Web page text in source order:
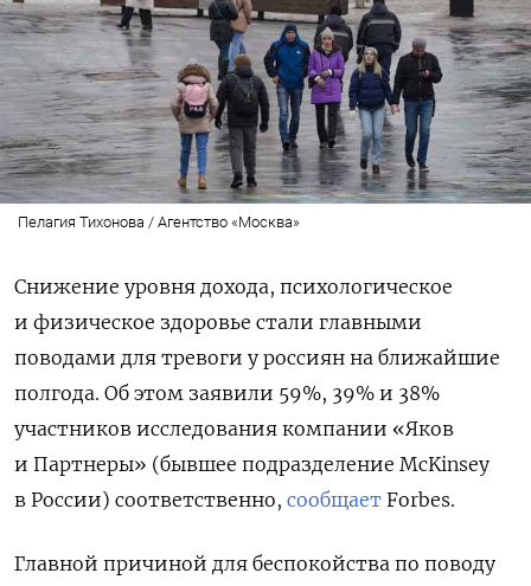
Пелагия Тихонова / Агентство «Москва»
Снижение уровня дохода, психологическое
и физическое здоровье стали главными
поводами для тревоги у россиян на ближайшие
полгода. Об этом заявили 59%, 39% и 38%
участников исследования компании «Яков
и Партнеры» (бывшее подразделение McKinsey
в России) соответственно, сообщает Forbes.
Главной причиной для беспокойства по поводу